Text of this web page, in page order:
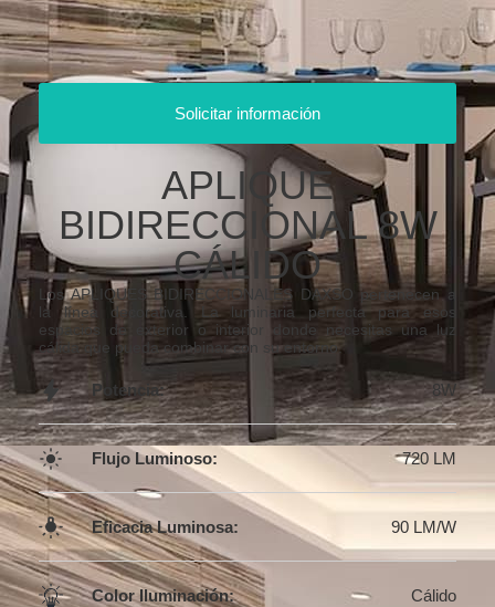
Solicitar información
APLIQUE
BIDIRECCIONAL 8W
CÁLIDO
Los APLIQUES BIDIRECCIONALES DAXSO pertenecen a
la línea decorativa. La luminaria perfecta para esos
espacios de exterior o interior donde necesitas una luz
cálida que pueda combinar con su entorno.
Potencia: 8W
Flujo Luminoso: 720 LM
Eficacia Luminosa: 90 LM/W
Color Iluminación: Cálido